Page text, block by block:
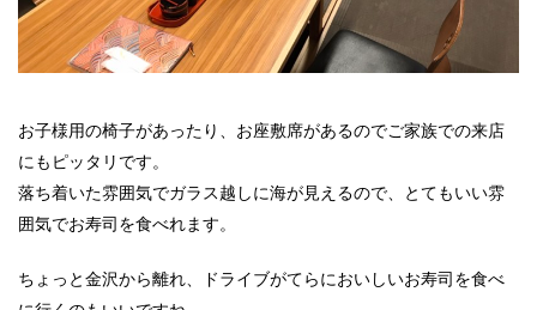
お子様用の椅子があったり、お座敷席があるのでご家族での来店
にもピッタリです。
落ち着いた雰囲気でガラス越しに海が見えるので、とてもいい雰
囲気でお寿司を食べれます。
ちょっと金沢から離れ、ドライブがてらにおいしいお寿司を食べ